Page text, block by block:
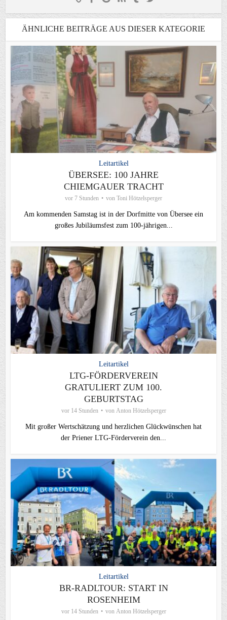
ÄHNLICHE BEITRÄGE AUS DIESER KATEGORIE
Leitartikel
ÜBERSEE: 100 JAHRE
CHIEMGAUER TRACHT
vor 7 Stunden von Toni Hötzelsperger
Am kommenden Samstag ist in der Dorfmitte von Übersee ein
großes Jubiläumsfest zum 100-jährigen...
Leitartikel
LTG-FÖRDERVEREIN
GRATULIERT ZUM 100.
GEBURTSTAG
vor 14 Stunden von Anton Hötzelsperger
Mit großer Wertschätzung und herzlichen Glückwünschen hat
der Priener LTG‑Förderverein den...
Leitartikel
BR-RADLTOUR: START IN
ROSENHEIM
vor 14 Stunden von Anton Hötzelsperger